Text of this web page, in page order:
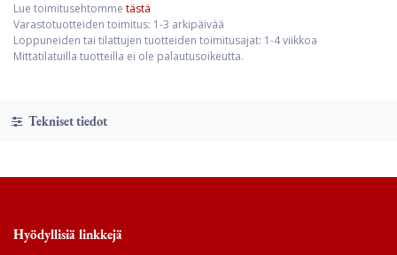
Lue toimitusehtomme tästä
Varastotuotteiden toimitus: 1-3 arkipäivää
Loppuneiden tai tilattujen tuotteiden toimitusajat: 1-4 viikkoa
Mittatilatuilla tuotteilla ei ole palautusoikeutta.
Tekniset tiedot
Hyödyllisiä linkkejä